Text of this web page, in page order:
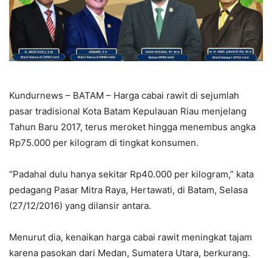
Kundurnews – BATAM – Harga cabai rawit di sejumlah
pasar tradisional Kota Batam Kepulauan Riau menjelang
Tahun Baru 2017, terus meroket hingga menembus angka
Rp75.000 per kilogram di tingkat konsumen.
“Padahal dulu hanya sekitar Rp40.000 per kilogram,” kata
pedagang Pasar Mitra Raya, Hertawati, di Batam, Selasa
(27/12/2016) yang dilansir antara.
Menurut dia, kenaikan harga cabai rawit meningkat tajam
karena pasokan dari Medan, Sumatera Utara, berkurang.